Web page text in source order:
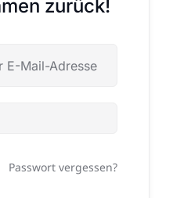
zurück!
Passwort vergessen?